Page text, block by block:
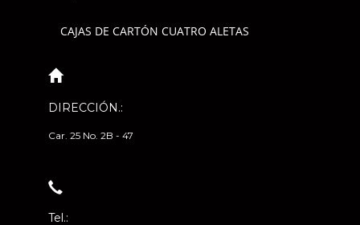
CAJAS DE CARTÓN CUATRO ALETAS
DIRECCIÓN.:
Car. 25 No. 2B - 47
Tel.: